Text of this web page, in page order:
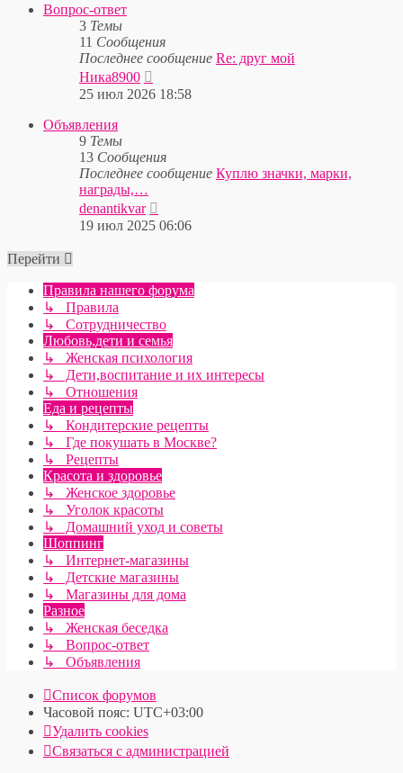
Вопрос-ответ
3 Темы
11 Сообщения
Последнее сообщение Re: друг мой
Ника8900
к
25 июл 2026 18:58
Объявления
9 Темы
13 Сообщения
Последнее сообщение Куплю значки, марки,
награды,…
denantikvar
к
19 июл 2025 06:06
Перейти
Правила нашего форума
↳ Правила
↳ Сотрудничество
Любовь,дети и семья
↳ Женская психология
↳ Дети,воспитание и их интересы
↳ Отношения
Еда и рецепты
↳ Кондитерские рецепты
↳ Где покушать в Москве?
↳ Рецепты
Красота и здоровье
↳ Женское здоровье
↳ Уголок красоты
↳ Домашний уход и советы
Шоппинг
↳ Интернет-магазины
↳ Детские магазины
↳ Магазины для дома
Разное
↳ Женская беседка
↳ Вопрос-ответ
↳ Объявления
Список форумов
Часовой пояс: UTC+03:00
Удалить cookies
Связаться с администрацией